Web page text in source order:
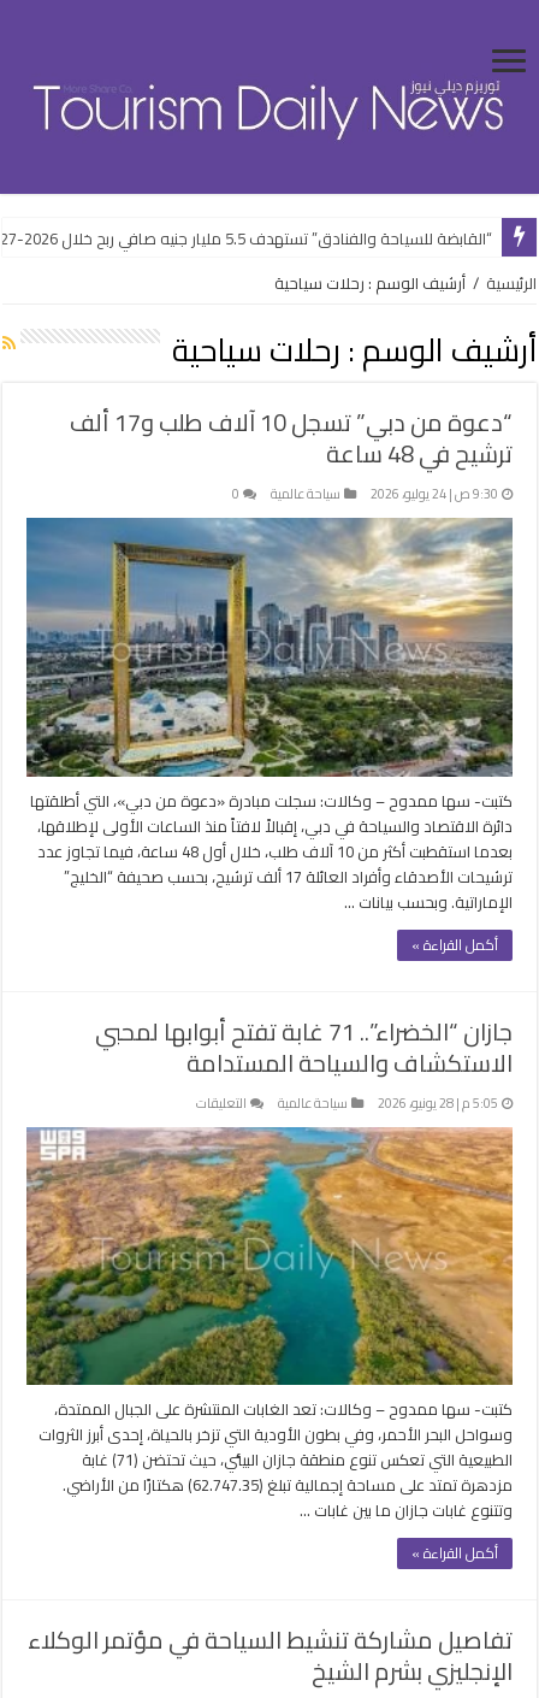
البيئة تتابع مشروع استعادة وزراعة أشجار المانجروف على سواحل البحر الأحمر
الرئيسية / أرشيف الوسم : رحلات سياحية
أرشيف الوسم : رحلات سياحية
“دعوة من دبي” تسجل 10 آلاف طلب و17 ألف
ترشيح في 48 ساعة
9:30 ص | 24 يوليو، 2026 سياحة عالمية 0
كتبت- سها ممدوح – وكالات: سجلت مبادرة «دعوة من دبي»، التي أطلقتها
دائرة الاقتصاد والسياحة في دبي، إقبالاً لافتاً منذ الساعات الأولى لإطلاقها،
بعدما استقطبت أكثر من 10 آلاف طلب، خلال أول 48 ساعة، فيما تجاوز عدد
ترشيحات الأصدقاء وأفراد العائلة 17 ألف ترشيح، بحسب صحيفة “الخليج”
الإماراتية. وبحسب بيانات …
أكمل القراءة »
جازان “الخضراء”.. 71 غابة تفتح أبوابها لمحبي
الاستكشاف والسياحة المستدامة
5:05 م | 28 يونيو، 2026 سياحة عالمية التعليقات
جازان
“الخضراء”..
71
غابة
تفتح
أبوابها
لمحبي
الاستكشاف
والسياحة
المستدامة
مغلقة
كتبت- سها ممدوح – وكالات: تعد الغابات المنتشرة على الجبال الممتدة،
وسواحل البحر الأحمر، وفي بطون الأودية التي تزخر بالحياة، إحدى أبرز الثروات
الطبيعية التي تعكس تنوع منطقة جازان البيئي، حيث تحتضن (71) غابة
مزدهرة تمتد على مساحة إجمالية تبلغ (62.747.35) هكتارًا من الأراضي.
وتتنوع غابات جازان ما بين غابات …
أكمل القراءة »
تفاصيل مشاركة تنشيط السياحة في مؤتمر الوكلاء
الإنجليزي بشرم الشيخ